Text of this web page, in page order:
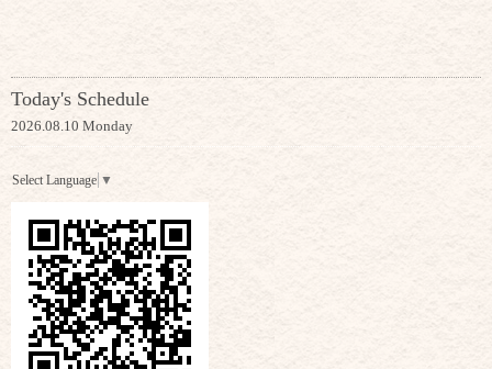
Today's Schedule
2026.08.10 Monday
Select Language ▼